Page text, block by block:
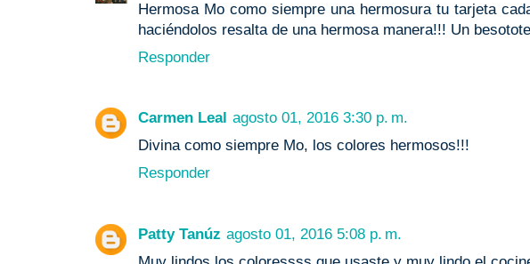
Hermosa Mo como siempre una hermosura tu tarjeta
haciéndolos resalta de una hermosa manera!!! Un
Responder
Carmen Leal agosto 01, 2016 3:30 p. m.
Divina como siempre Mo, los colores hermosos!!!
Responder
Patty Tanúz agosto 01, 2016 5:08 p. m.